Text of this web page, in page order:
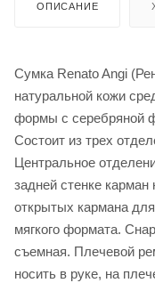
ОПИСАНИЕ
Cумка Renato Angi
натуральной кожи
формы с серебряной
Состоит из трех
Центральное
задней стенке
открытых кармана
мягкого формата.
съемная. Плечевой
носить в руке, на